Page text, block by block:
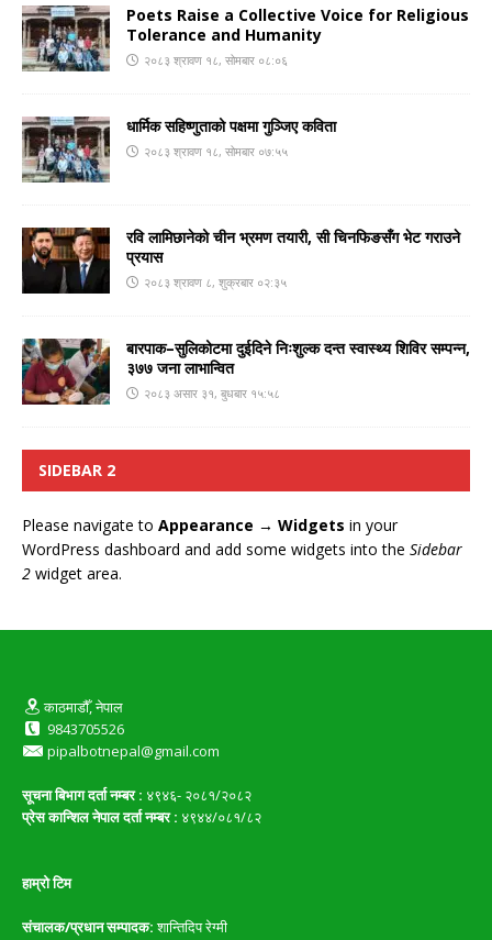
Poets Raise a Collective Voice for Religious
Tolerance and Humanity
२०८३ श्रावण १८, सोमबार ०८:०६
धार्मिक सहिष्णुताको पक्षमा गुञ्जिए कविता
२०८३ श्रावण १८, सोमबार ०७:५५
रवि लामिछानेको चीन भ्रमण तयारी, सी चिनफिङसँग भेट गराउने
प्रयास
२०८३ श्रावण ८, शुक्रबार ०२:३५
बारपाक–सुलिकोटमा दुईदिने निःशुल्क दन्त स्वास्थ्य शिविर सम्पन्न,
३७७ जना लाभान्वित
२०८३ असार ३१, बुधबार १५:५८
SIDEBAR 2
Please navigate to Appearance → Widgets in your
WordPress dashboard and add some widgets into the Sidebar
2 widget area.
काठमाडौँ, नेपाल
9843705526
pipalbotnepal@gmail.com
सूचना बिभाग दर्ता नम्बर : ४९४६- २०८१/२०८२
प्रेस कान्शिल नेपाल दर्ता नम्बर : ४९४४/०८१/८२
हाम्रो टिम
संचालक/प्रधान सम्पादक:शान्तिदिप रेग्मी